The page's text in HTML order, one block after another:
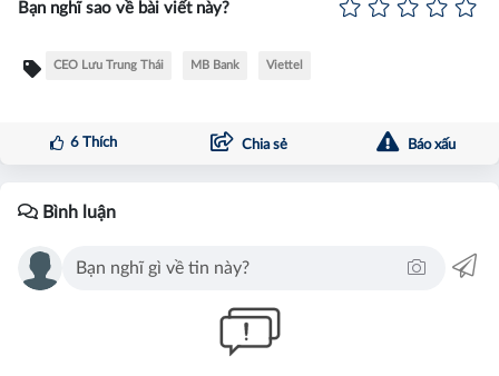
Bạn nghĩ sao về bài viết này?
CEO Lưu Trung Thái MB Bank Viettel
6Thích Chia sẻ Báo xấu
Bình luận